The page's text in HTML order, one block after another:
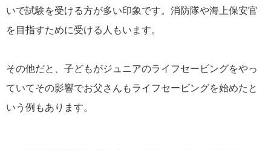
いで試験を受ける方が多い印象です。消防隊や海上保安官
を目指すために受ける人もいます。
その他だと、子どもがジュニアのライフセービングをやっ
ていてその影響でお父さんもライフセービングを始めたと
いう例もあります。